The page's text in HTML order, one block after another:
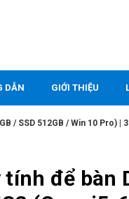
DẪN GIỚI THIỆU
/ SSD 512GB / Win 10 Pro) |
tính để bàn